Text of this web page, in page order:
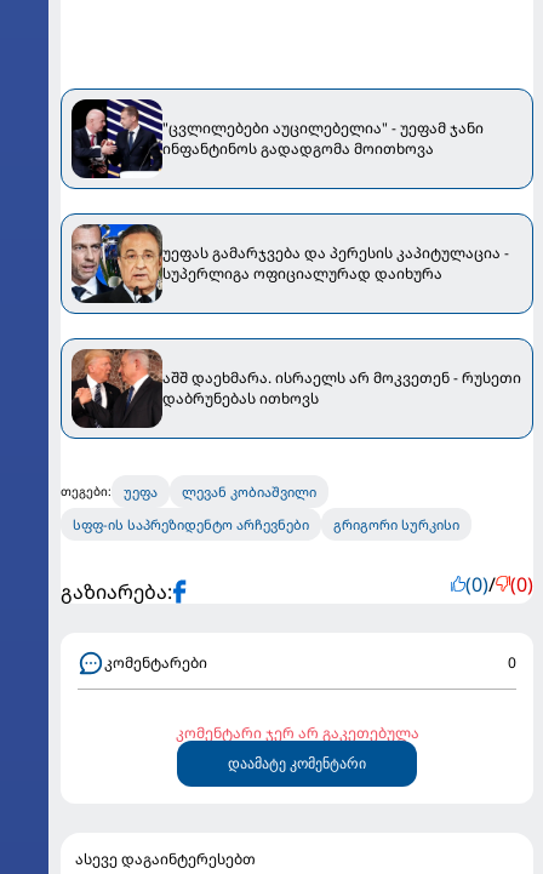
"ცვლილებები აუცილებელია" - უეფამ ჯანი
ინფანტინოს გადადგომა მოითხოვა
უეფას გამარჯვება და პერესის კაპიტულაცია -
სუპერლიგა ოფიციალურად დაიხურა
აშშ დაეხმარა. ისრაელს არ მოკვეთენ - რუსეთი
დაბრუნებას ითხოვს
თეგები: უეფა
ლევან კობიაშვილი
სფფ-ის საპრეზიდენტო არჩევნები
გრიგორი სურკისი
გაზიარება: (0)/ (0)
კომენტარები 0
კომენტარი ჯერ არ გაკეთებულა
დაამატე კომენტარი
ასევე დაგაინტერესებთ